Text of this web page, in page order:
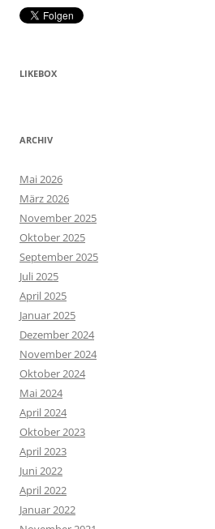
LIKEBOX
ARCHIV
Mai 2026
März 2026
November 2025
Oktober 2025
September 2025
Juli 2025
April 2025
Januar 2025
Dezember 2024
November 2024
Oktober 2024
Mai 2024
April 2024
Oktober 2023
April 2023
Juni 2022
April 2022
Januar 2022